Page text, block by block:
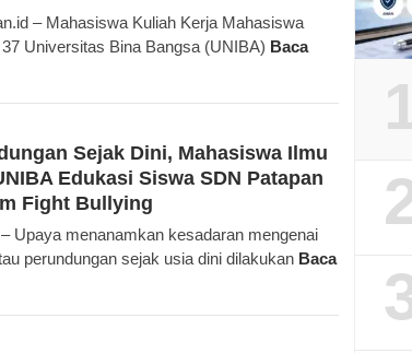
– Mahasiswa Kuliah Kerja Mahasiswa
Universitas Bina Bangsa (UNIBA) Baca
Sejak Dini, Mahasiswa Ilmu
Edukasi Siswa SDN Patapan
Fight Bullying
Upaya menanamkan kesadaran mengenai
perundungan sejak usia dini dilakukan Baca